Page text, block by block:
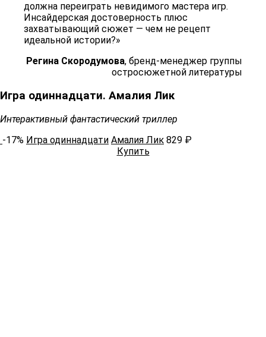
должна переиграть невидимого мастера игр.
Инсайдерская достоверность плюс
захватывающий сюжет — чем не рецепт
идеальной истории?»
Регина Скородумова, бренд-менеджер группы
остросюжетной литературы
Игра одиннадцати. Амалия Лик
Интерактивный фантастический триллер
-17% Игра одиннадцати Амалия Лик 829 ₽
Купить